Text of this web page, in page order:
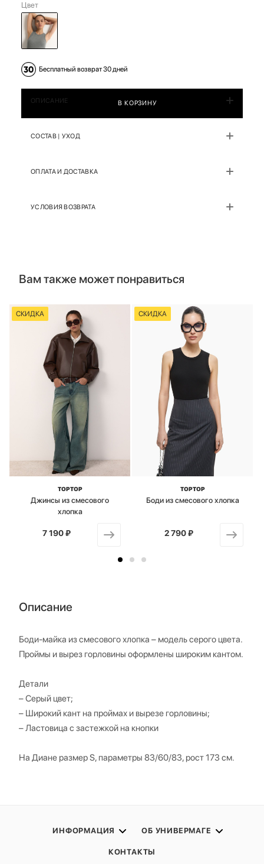
Цвет
Бесплатный возврат 30 дней
В КОРЗИНУ
ОПИСАНИЕ
СОСТАВ | УХОД
ОПЛАТА И ДОСТАВКА
УСЛОВИЯ ВОЗВРАТА
Вам также может понравиться
СКИДКА
TOPTOP
Джинсы из смесового
хлопка
от
7 190 ₽
СКИДКА
TOPTOP
Боди из смесового хлопка
от
2 790 ₽
Описание
Боди-майка из смесового хлопка – модель серого цвета.
Проймы и вырез горловины оформлены широким кантом.
Детали
– Серый цвет;
– Широкий кант на проймах и вырезе горловины;
– Ластовица с застежкой на кнопки
На Диане размер S, параметры 83/60/83, рост 173 см.
ИНФОРМАЦИЯ ОБ УНИВЕРМАГЕ
КОНТАКТЫ